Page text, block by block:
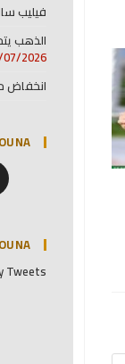
فيليب
الذهب
2026
انخفاض
Tweets